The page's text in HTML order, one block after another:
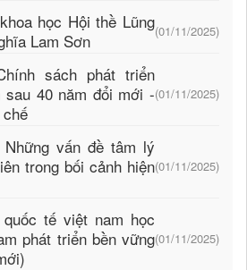
học Hội thề Lũng
Lam Sơn
(01/11/2025)
sách phát triển
40 năm đổi mới -(01/11/2025)
vấn đề tâm lý
trong bối cảnh hiện(01/11/2025)
tế việt nam học
phát triển bền vững(01/11/2025)